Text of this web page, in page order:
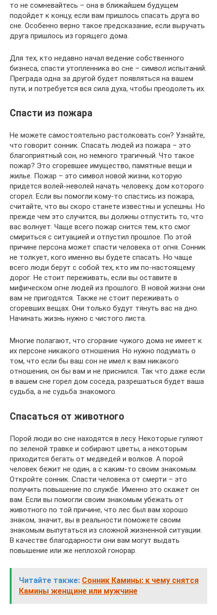
то не сомневайтесь – она в ближайшем будущем
подойдет к концу, если вам пришлось спасать друга во
сне. Особенно верно такое предсказание, если выручать
друга пришлось из горящего дома.
Для тех, кто недавно начал ведение собственного
бизнеса, спасти утопленника во сне – символ испытаний.
Преграда одна за другой будет появляться на вашем
пути, и потребуется вся сила духа, чтобы преодолеть их.
Спасти из пожара
Не можете самостоятельно растолковать сон? Узнайте,
что говорит сонник. Спасать людей из пожара – это
благоприятный сон, но немного трагичный. Что такое
пожар? Это сгоревшее имущество, памятные вещи и
жилье. Пожар – это символ новой жизни, которую
придется волей-неволей начать человеку, дом которого
сгорел. Если вы помогли кому-то спастись из пожара,
считайте, что вы скоро станете известны и успешны. Но
прежде чем это случится, вы должны отпустить то, что
вас волнует. Чаще всего пожар снится тем, кто смог
смириться с ситуацией и отпустил прошлое. По этой
причине персона может спасти человека от огня. Сонник
не толкует, кого именно вы будете спасать. Но чаще
всего люди берут с собой тех, кто им по-настоящему
дорог. Не стоит переживать, если вы оставите в
мифическом огне людей из прошлого. В новой жизни они
вам не пригодятся. Также не стоит переживать о
сгоревших вещах. Они только будут тянуть вас на дно.
Начинать жизнь нужно с чистого листа.
Многие полагают, что сгорание чужого дома не имеет к
их персоне никакого отношения. Но нужно подумать о
том, что если бы ваш сон не имел к вам никакого
отношения, он бы вам и не приснился. Так что даже если
в вашем сне горел дом соседа, разрешаться будет ваша
судьба, а не судьба знакомого.
Спасаться от животного
Порой люди во сне находятся в лесу. Некоторые гуляют
по зеленой травке и собирают цветы, а некоторым
приходится бегать от медведей и волков. А порой
человек бежит не один, а с каким-то своим знакомым.
Откройте сонник. Спасти человека от смерти – это
получить повышение по службе. Именно это скажет он
вам. Если вы помогли своим знакомым убежать от
животного по той причине, что лес был вам хорошо
знаком, значит, вы в реальности поможете своим
знакомым выпутаться из сложной жизненной ситуации.
В качестве благодарности они вам могут выдать
повышение или же неплохой гонорар.
Читайте также: Сонник Камины: к чему снятся
Камины женщине или мужчине